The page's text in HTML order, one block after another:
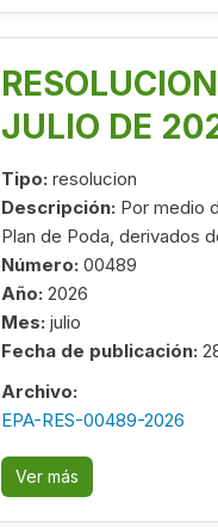
JULIO DE
Tipo: resolucion
Descripción: Por medio
Plan de Poda, derivados
Número: 00489
Año: 2026
Mes: julio
Fecha de publicación:
Archivo:
EPA-RES-00489-2026
Ver más